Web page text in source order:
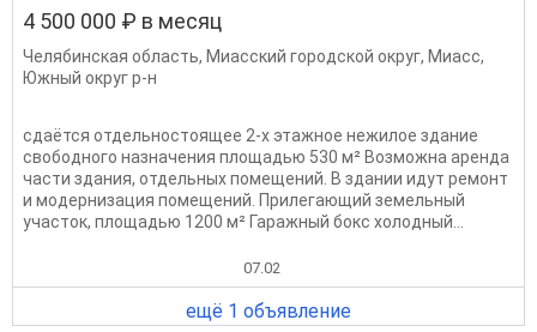
4 500 000 ₽ в месяц
Челябинская область, Миасский городской округ, Миасс,
Южный округ р-н
сдаётся отдельностоящее 2-х этажное нежилое здание
свободного назначения площадью 530 м² Возможна аренда
части здания, отдельных помещений. В здании идут ремонт
и модернизация помещений. Прилегающий земельный
участок, площадью 1200 м² Гаражный бокс холодный...
07.02
ещё 1 объявление